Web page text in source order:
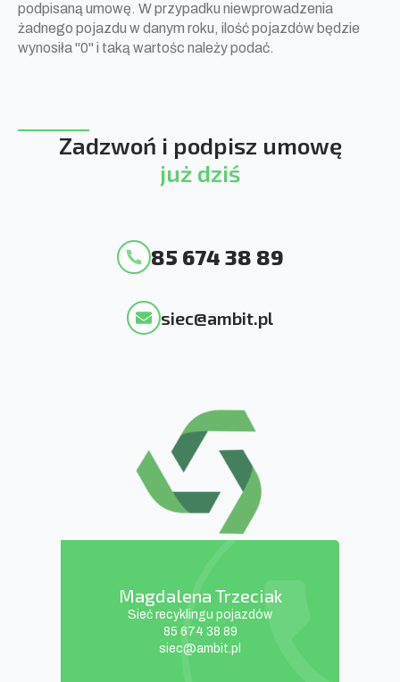
podpisaną umowę. W przypadku niewprowadzenia
żadnego pojazdu w danym roku, ilość pojazdów będzie
wynosiła "0" i taką wartośc należy podać.
Zadzwoń i podpisz umowę
już dziś
85 674 38 89
siec@ambit.pl
Magdalena Trzeciak
Sieć recyklingu pojazdów
‭85 674 38 89
siec@ambit.pl